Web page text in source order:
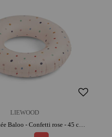
LIEWOOD
LIEWOOD Bouée Baloo - Confetti rose - 45 cm | dès 1 an | activité plein air | facile à transporter | jeu de plage